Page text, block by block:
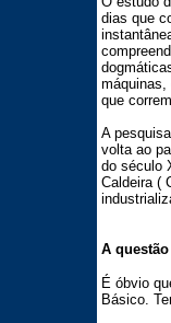
dias que
máquinas,
que
A
volta ao
do século
Caldeira (
A
É óbvio
Básico.